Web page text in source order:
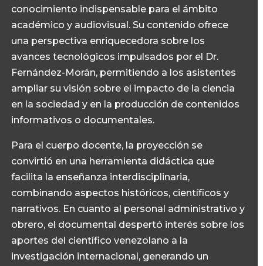
conocimiento indispensable para el ámbito
académico y audiovisual. Su contenido ofrece
una perspectiva enriquecedora sobre los
avances tecnológicos impulsados por el Dr.
Fernández-Morán, permitiendo a los asistentes
ampliar su visión sobre el impacto de la ciencia
en la sociedad y en la producción de contenidos
informativos o documentales.
Para el cuerpo docente, la proyección se
convirtió en una herramienta didáctica que
facilita la enseñanza interdisciplinaria,
combinando aspectos históricos, científicos y
narrativos. En cuanto al personal administrativo y
obrero, el documental despertó interés sobre los
aportes del científico venezolano a la
investigación internacional, generando un